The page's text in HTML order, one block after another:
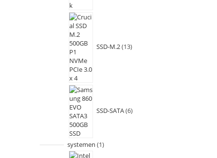
SSD-M.2 13
SSD-SATA 6
systemen 1